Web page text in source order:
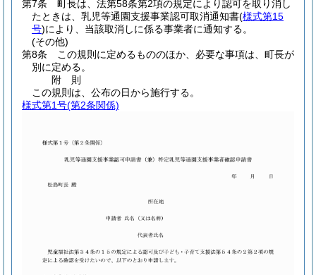
第7条
町長は、法第58条第2項の規定により認可を取り消し
たときは、乳児等通園支援事業認可取消通知書(様式第15
号)により、当該取消しに係る事業者に通知する。
(その他)
第8条
この規則に定めるもののほか、必要な事項は、町長が
別に定める。
附 則
この規則は、公布の日から施行する。
様式第1号(第2条関係)